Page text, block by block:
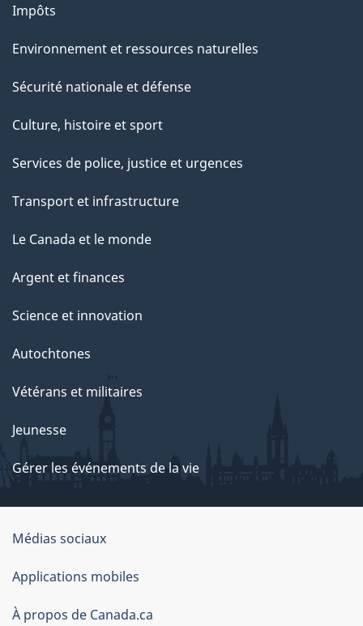
Impôts
Environnement et ressources naturelles
Sécurité nationale et défense
Culture, histoire et sport
Services de police, justice et urgences
Transport et infrastructure
Le Canada et le monde
Argent et finances
Science et innovation
Autochtones
Vétérans et militaires
Jeunesse
Gérer les événements de la vie
Organisation
du
gouvernement
du
Médias sociaux
Applications mobiles
À propos de Canada.ca